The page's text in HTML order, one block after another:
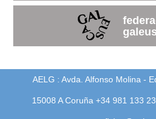
AELG : Avda. Alfonso Molina -
15008 A Coruña +34 981 133